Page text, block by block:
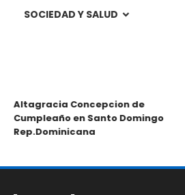
SOCIEDAD Y SALUD
Altagracia Concepcion de
Cumpleaño en Santo Domingo
Rep.Dominicana